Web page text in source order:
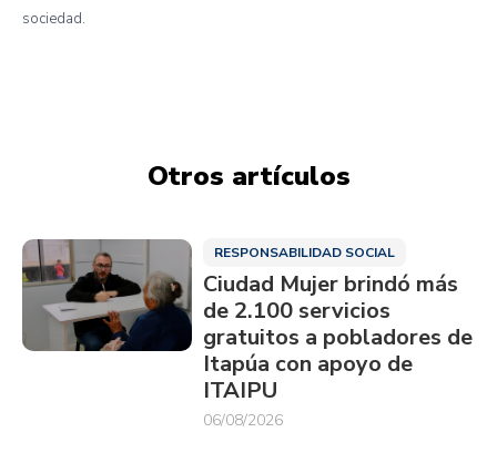
sociedad.
Otros artículos
RESPONSABILIDAD SOCIAL
Ciudad Mujer brindó más
de 2.100 servicios
gratuitos a pobladores de
Itapúa con apoyo de
ITAIPU
06/08/2026